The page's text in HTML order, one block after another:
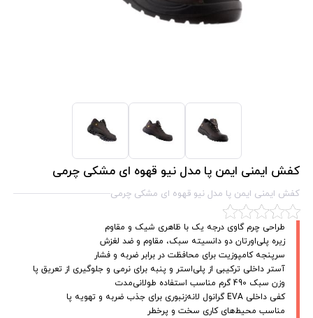
کفش ایمنی ایمن پا مدل نیو قهوه ای مشکی چرمی
کفش ایمنی ایمن پا مدل نیو قهوه ای مشکی چرمی
طراحی چرم گاوی درجه یک با ظاهری شیک و مقاوم
زیره پلی‌اورتان دو دانسیته سبک، مقاوم و ضد لغزش
سرپنجه کامپوزیت برای محافظت در برابر ضربه و فشار
آستر داخلی ترکیبی از پلی‌استر و پنبه برای نرمی و جلوگیری از تعریق پا
وزن سبک 490 گرم مناسب استفاده طولانی‌مدت
کفی داخلی EVA گرانول لانه‌زنبوری برای جذب ضربه و تهویه پا
مناسب محیط‌های کاری سخت و پرخطر